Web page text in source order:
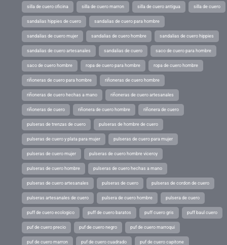
silla de cuero oficina silla de cuero marron silla de cuero antigua silla de cuero
sandalias hippies de cuero sandalias de cuero para hombre
sandalias de cuero mujer sandalias de cuero hombre sandalias de cuero hippies
sandalias de cuero artesanales sandalias de cuero saco de cuero para hombre
saco de cuero hombre ropa de cuero para hombre ropa de cuero hombre
riñoneras de cuero para hombre riñoneras de cuero hombre
riñoneras de cuero hechas a mano riñoneras de cuero artesanales
riñoneras de cuero riñonera de cuero hombre riñonera de cuero
pulseras de trenzas de cuero pulseras de hombre de cuero
pulseras de cuero y plata para mujer pulseras de cuero para mujer
pulseras de cuero mujer pulseras de cuero hombre viceroy
pulseras de cuero hombre pulseras de cuero hechas a mano
pulseras de cuero artesanales pulseras de cuero pulseras de cordon de cuero
pulseras artesanales de cuero pulsera de cuero hombre pulsera de cuero
puff de cuero ecologico puff de cuero baratos puff cuero gris puff baul cuero
puf de cuero precio puf de cuero negro puf de cuero marroqui
puf de cuero marron puf de cuero cuadrado puf de cuero capitone